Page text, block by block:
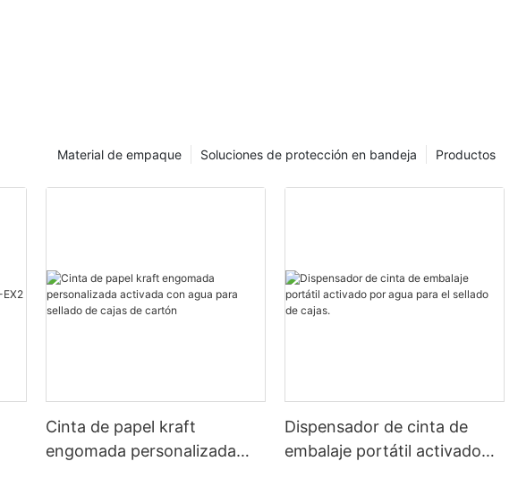
Productos
Soluciones de protección en bandeja
Material de empaque
Cinta de papel kraft
engomada personalizada
Dispensador de cinta de
embalaje portátil activado